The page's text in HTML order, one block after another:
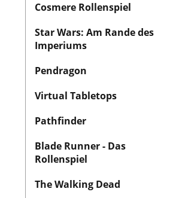
Cosmere Rollenspiel
Star Wars: Am Rande des
Imperiums
Pendragon
Virtual Tabletops
Pathfinder
Blade Runner - Das
Rollenspiel
The Walking Dead